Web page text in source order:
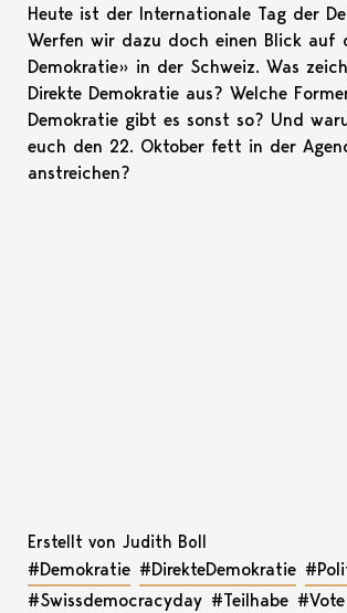
Heute ist der Internationale Tag der
Werfen wir dazu doch einen Blick auf
Demokratie» in der Schweiz. Was
Direkte Demokratie aus? Welche
Demokratie gibt es sonst so? Und
euch den 22. Oktober fett in der
anstreichen?
Erstellt von Judith Boll
#Demokratie #DirekteDemokratie
#Swissdemocracyday #Teilhabe #Vote